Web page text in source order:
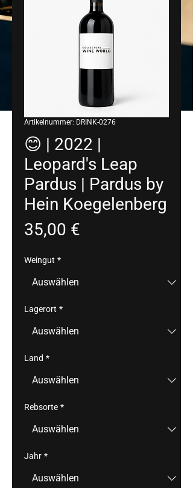
Artikelnummer: DRINK-0276
😊 | 2022 |
Leopard's Leap
Pardus | Pardus by
Hein Koegelenberg
35,00 €
Weingut *
Lagerort *
Land *
Rebsorte *
Jahr *